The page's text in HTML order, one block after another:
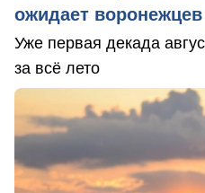
ожидает воронежцев
Уже первая декада
за всё лето